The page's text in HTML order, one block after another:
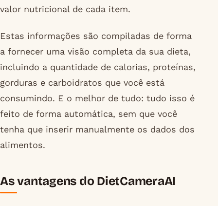
valor nutricional de cada item.
Estas informações são compiladas de forma
a fornecer uma visão completa da sua dieta,
incluindo a quantidade de calorias, proteínas,
gorduras e carboidratos que você está
consumindo. E o melhor de tudo: tudo isso é
feito de forma automática, sem que você
tenha que inserir manualmente os dados dos
alimentos.
As vantagens do DietCameraAI